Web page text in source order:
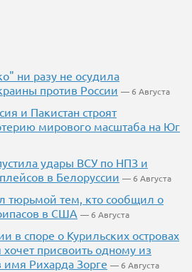
ни разу не осудила
против России — 6 Августа
и Пакистан строят
мирового масштаба на Юг
удары ВСУ по НПЗ и
в Белоруссии — 6 Августа
тюрьмой тем, кто сообщил о
в США — 6 Августа
в споре о Курильских островах
присвоить одному из
имя Рихарда Зорге — 6 Августа